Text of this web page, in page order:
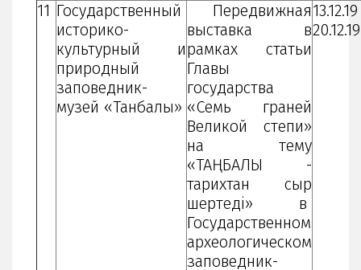
11 Государственный
историко-
культурный и
природный
заповедник-
музей «Танбалы»
Передвижная
выставка в
рамках статьи
Главы
государства
«Семь граней
Великой степи»
на тему
«ТАҢБАЛЫ -
тарихтан сыр
шертеді» в
Государственном
археологическом
заповедник-
13.12.19